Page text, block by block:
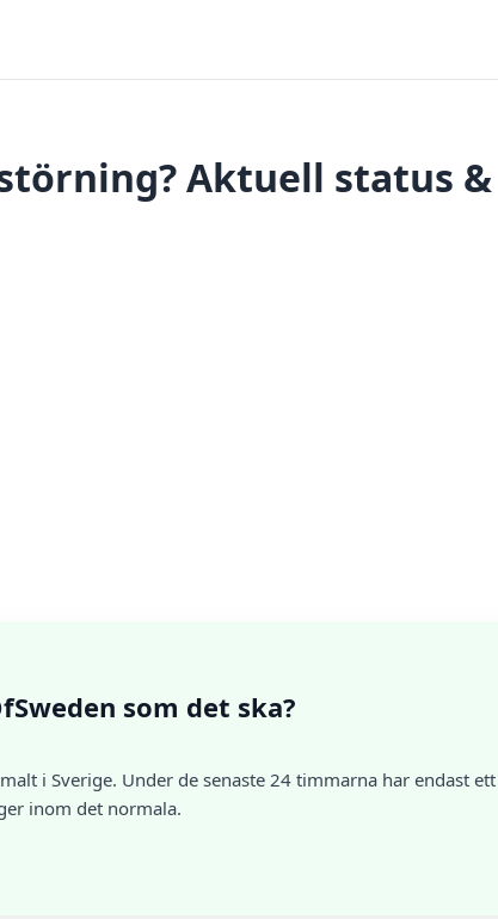
Aktuell status
som det ska?
i Sverige. Under de senaste 24 timmarna har endast
inom det normala.